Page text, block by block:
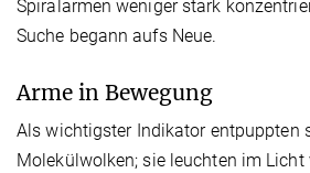
Spiralarmen weniger stark
Suche begann aufs Neue.
Arme in Bewegung
Als wichtigster Indikator entpuppten
Molekülwolken; sie leuchten im